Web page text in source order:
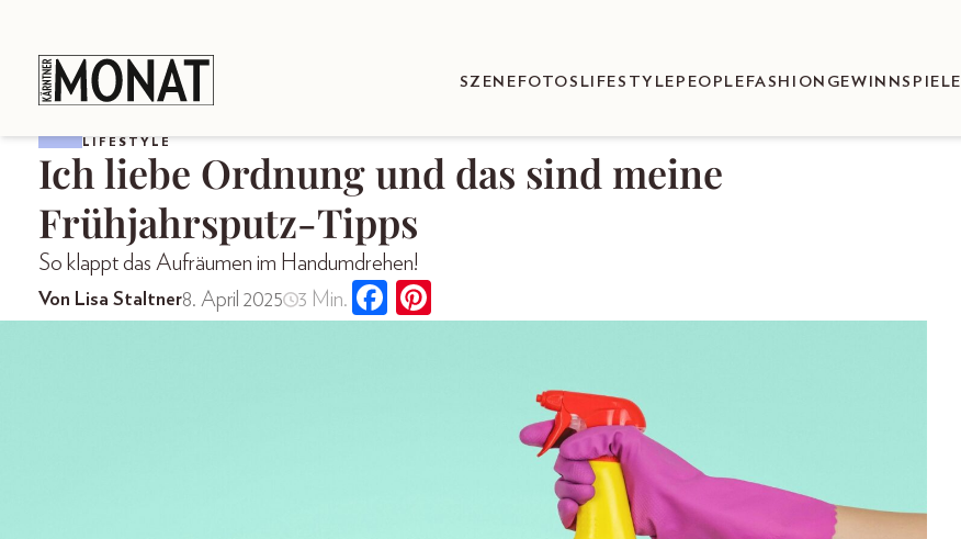
SZENEFOTOS LIFESTYLE PEOPLE FASHION GEWINNSPIELE
LIFESTYLE
Ich liebe Ordnung und das sind meine
Frühjahrsputz-Tipps
So klappt das Aufräumen im Handumdrehen!
Von Lisa Staltner8. April 2025 3 Min.